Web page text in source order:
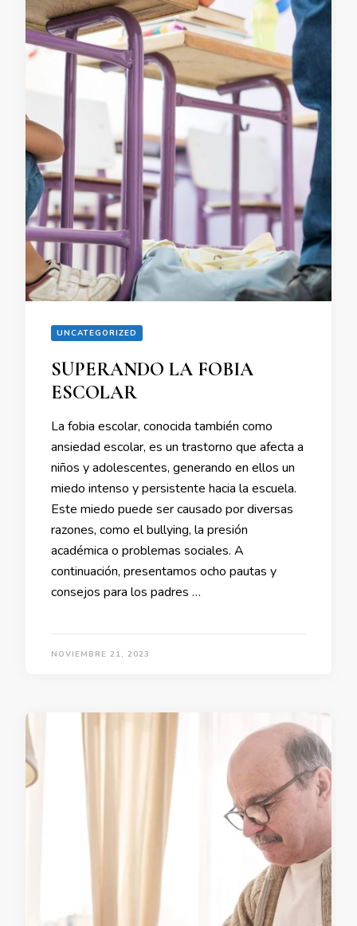
UNCATEGORIZED
SUPERANDO LA FOBIA
ESCOLAR
La fobia escolar, conocida también como
ansiedad escolar, es un trastorno que afecta a
niños y adolescentes, generando en ellos un
miedo intenso y persistente hacia la escuela.
Este miedo puede ser causado por diversas
razones, como el bullying, la presión
académica o problemas sociales. A
continuación, presentamos ocho pautas y
consejos para los padres …
NOVIEMBRE 21, 2023